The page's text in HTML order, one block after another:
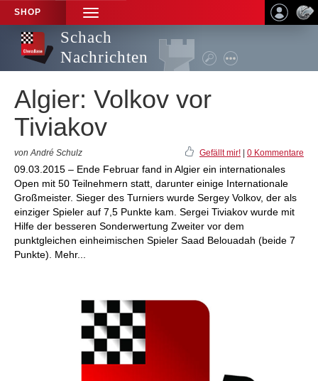
SHOP
TOGGLE
NAVIGATION
Schach
Nachrichten
Algier: Volkov vor
Tiviakov
von André Schulz Gefällt mir! 0 Kommentare
09.03.2015 – Ende Februar fand in Algier ein internationales
Open mit 50 Teilnehmern statt, darunter einige Internationale
Großmeister. Sieger des Turniers wurde Sergey Volkov, der als
einziger Spieler auf 7,5 Punkte kam. Sergei Tiviakov wurde mit
Hilfe der besseren Sonderwertung Zweiter vor dem
punktgleichen einheimischen Spieler Saad Belouadah (beide 7
Punkte). Mehr...